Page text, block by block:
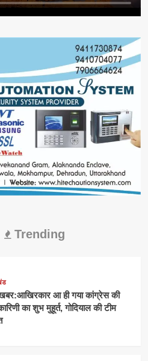
Trending
आ ही गया कांग्रेस की
का शुभ मुहूर्त, गोदियाल की टीम